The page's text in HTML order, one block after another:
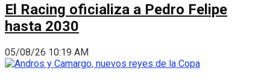
El Racing oficializa a Pedro Felipe
hasta 2030
05/08/26 10:19 AM